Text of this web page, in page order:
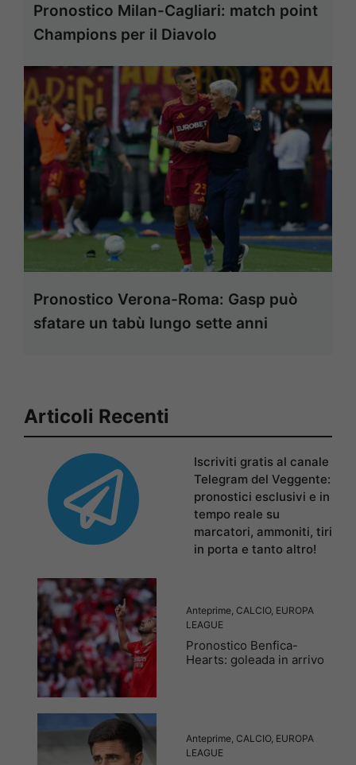
Pronostico Milan-Cagliari: match point
Champions per il Diavolo
Pronostico Verona-Roma: Gasp può
sfatare un tabù lungo sette anni
Articoli Recenti
Iscriviti gratis al canale
Telegram del Veggente:
pronostici esclusivi e in
tempo reale su
marcatori, ammoniti, tiri
in porta e tanto altro!
Anteprime, CALCIO, EUROPA
LEAGUE
Pronostico Benfica-
Hearts: goleada in arrivo
Anteprime, CALCIO, EUROPA
LEAGUE